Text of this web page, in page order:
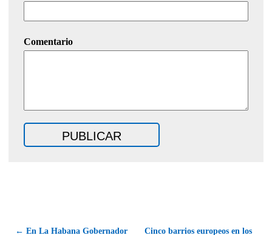
Comentario
← En La Habana Gobernador Cinco barrios europeos en los